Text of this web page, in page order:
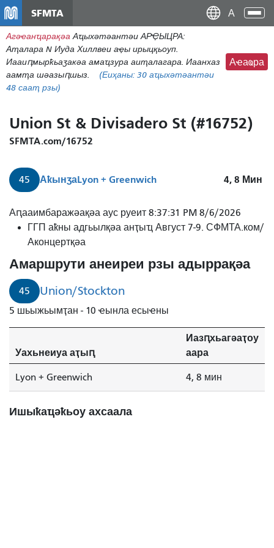
основному
содержаниу
SFMTA
Агәҽанҵарақәа Аҵыхәтәантәи АРҾЫЦРА:
Аҭалара N Иуда Хиллвеи аҿы ирыцқьоуп.
Иааиԥмырҟьаӡакәа амаҵзура аиҭалагара. Иаанхаз
аамҭа шәазыԥшыз.
(Еиҳаны: 30 аҵыхәтәантәи
48 сааҭ рзы)
Аҽаҩра
Union St & Divisadero St (#16752)
SFMTA.com/16752
45 АҟынӡаLyon + Greenwich 4, 8 Мин
45
Унион/
Стоктон
минуҭ
рышьҭахь
иаауеит.
Аԥааимбаражәақәа аус руеит 8:37:31 PM 8/6/2026
ГГП аҟны адгьылқәа анҭыҵ Август 7-9. СФМТА.ком/
Аконцертқәа
Амаршрути анеиреи рзы адыррақәа
45 Union/Stockton
5 шьыжьымҭан - 10 ҽынла есыҽны
Уахьнеиуа аҭыԥ
Иазԥхьагәаҭоу
аара
Lyon + Greenwich 4, 8 мин
Ишыҟаҵәҟьоу ахсаала